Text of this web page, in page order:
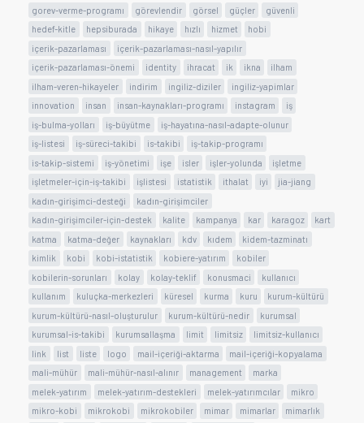
gorev-verme-programı
görevlendir görsel güçler
güvenli
hedef-kitle
hepsiburada hikaye hızlı hizmet
hobi
içerik-pazarlaması
içerik-pazarlaması-nasıl-yapılır
içerik-pazarlaması-önemi
identity ihracat ik ikna
ilham
ilham-veren-hikayeler
indirim ingiliz-diziler
ingiliz-yapimlar
innovation
insan insan-kaynakları-programı instagram
iş
iş-bulma-yolları
iş-büyütme
iş-hayatına-nasıl-adapte-olunur
iş-listesi
iş-süreci-takibi is-takibi
iş-takip-programı
is-takip-sistemi
iş-yönetimi işe isler işler-yolunda
işletme
işletmeler-için-iş-takibi
işlistesi istatistik ithalat iyi
jia-jiang
kadın-girişimci-desteği
kadın-girişimciler
kadın-girişimciler-için-destek
kalite kampanya kar karagoz
kart
katma
katma-değer kaynakları kdv kıdem
kidem-tazminatı
kimlik
kobi kobi-istatistik kobiere-yatırım
kobiler
kobilerin-sorunları
kolay kolay-teklif konusmaci
kullanıcı
kullanım
kuluçka-merkezleri küresel kurma kuru
kurum-kültürü
kurum-kültürü-nasıl-oluşturulur
kurum-kültürü-nedir
kurumsal
kurumsal-is-takibi
kurumsallaşma limit limitsiz
limitsiz-kullanıcı
link
list liste logo mail-içeriği-aktarma
mail-içeriği-kopyalama
mali-mühür
mali-mühür-nasıl-alınır management
marka
melek-yatırım
melek-yatırım-destekleri melek-yatırımcılar
mikro
mikro-kobi
mikrokobi mikrokobiler mimar mimarlar
mimarlık